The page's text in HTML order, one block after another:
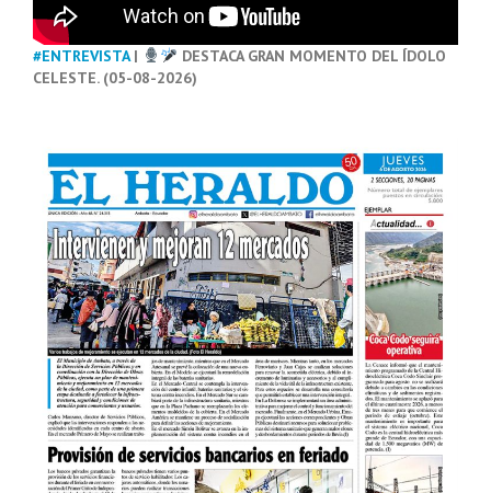
#ENTREVISTA|
DESTACA GRAN MOMENTO DEL ÍDOLO
CELESTE. (05-08-2026)